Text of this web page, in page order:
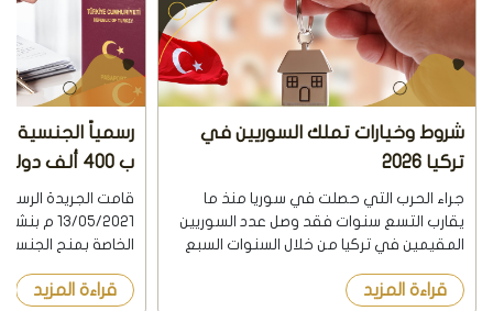
شروط وخيارات تملك السوريين في
تركيا 2026
جراء الحرب التي حصلت في سوريا منذ ما
يقارب التسع سنوات فقد وصل عدد السوريين
المقيمين في تركيا من خلال السنوات السبع
على حسب ما ظهر في التقرير التابع للجنة
قراءة المزيد
رسمياً الجنسية
ب 400 ألف دولار أمريكي 2026
قامت الجريدة
13/05/
الخاصة بمنح
والإستثمار والإيداع
قراءة المزيد